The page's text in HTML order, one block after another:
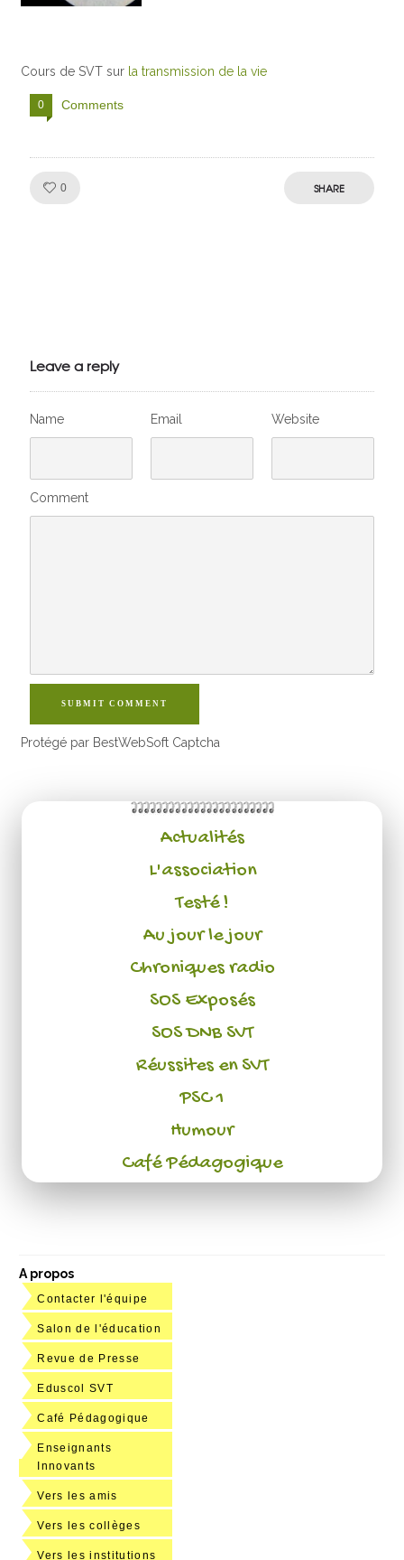
Cours de SVT sur la transmission de la vie
0 Comments
0 SHARE
Leave a reply
Name Email Website
Comment
SUBMIT COMMENT
Protégé par BestWebSoft Captcha
Actualités
L'association
Testé !
Au jour le jour
Chroniques radio
SOS Exposés
SOS DNB SVT
Réussites en SVT
PSC 1
Humour
Café Pédagogique
A propos
Contacter l'équipe
Salon de l'éducation
Revue de Presse
Eduscol SVT
Café Pédagogique
Enseignants
Innovants
Vers les amis
Vers les collèges
Vers les institutions